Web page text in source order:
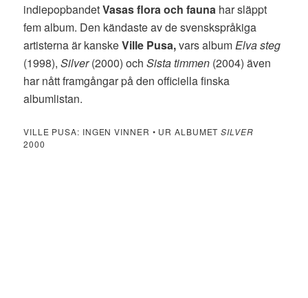
indiepopbandetVasas flora och fauna har släppt
fem album. Den kändaste av de svenskspråkiga
artisterna är kanskeVille Pusa,vars album Elva steg
(1998),Silver(2000) ochSista timmen (2004) även
har nått framgångar på den officiella finska
albumlistan.
VILLE PUSA: INGEN VINNER • UR ALBUMETSILVER
2000